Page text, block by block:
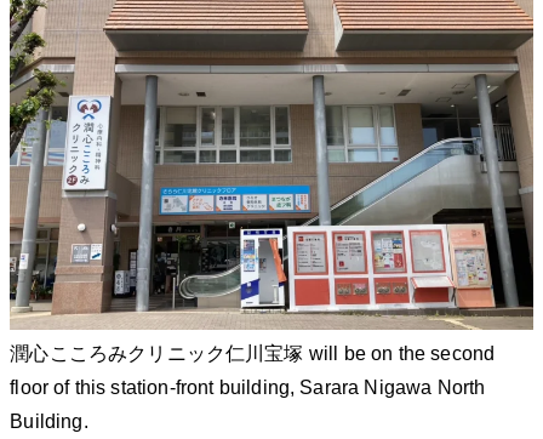
潤心こころみクリニック仁川宝塚 will be on the second
floor of this station-front building, Sarara Nigawa North
Building.